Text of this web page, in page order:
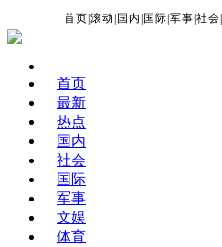
首页 |滚动 国内 国际 |军事 |社会
首页
最新
热点
国内
社会
国际
军事
文娱
体育